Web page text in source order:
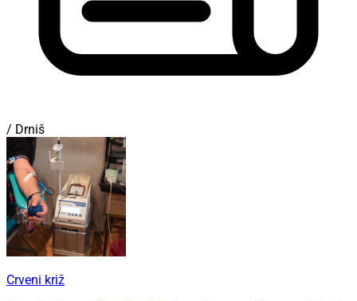
/ Drniš
Crveni križ